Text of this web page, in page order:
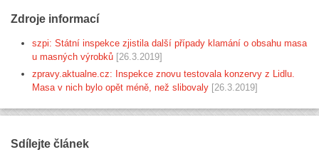
Zdroje informací
szpi: Státní inspekce zjistila další případy klamání o obsahu masa
u masných výrobků [26.3.2019]
zpravy.aktualne.cz: Inspekce znovu testovala konzervy z Lidlu.
Masa v nich bylo opět méně, než slibovaly [26.3.2019]
Sdílejte článek